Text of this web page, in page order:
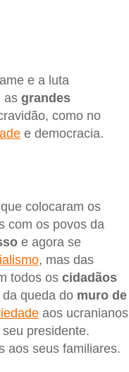
e a luta
as grandes
como no
e democracia.
colocaram os
com os povos da
e agora se
, mas das
todos os cidadãos
queda do muro de
aos ucranianos
presidente.
aos seus familiares.